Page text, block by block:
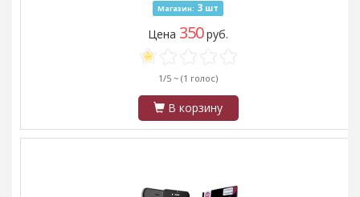
Магазин: 3 шт
Цена 350руб.
1/5 ~ (1 голос)
В корзину